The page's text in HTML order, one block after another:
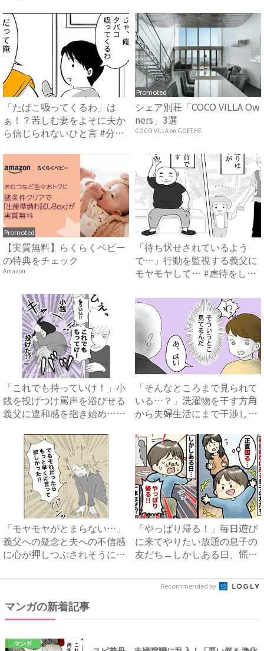
「たばこ吸ってくるわ」は
ぁ！？苦しむ妻をよそに夫か
ら信じられないひと言 #分娩
Promoted
シェア別荘「COCO VILLA Ow
ners」3選
COCO VILLA on GOETHE
Promoted
【実質無料】らくらくベビー
の特典をチェック
Amazon
「待ち伏せされているよう
で…」行動を監視する義父に
モヤモヤして… #虐待をして
「これでも持っていけ！」小
銭を投げつけ罵声を浴びせる
義父に違和感を抱き始め…
「そんなところまで見られて
いる…？」洗濯物を干す方角
から夫婦生活にまで干渉して
「モヤモヤがとまらない…」
義父への疑念と夫への不信感
に心が押しつぶされそうに…
「やっぱり帰る！」毎日遊び
に来てやりたい放題の息子の
友だち→しかしある日、慌て
Recommended by
マンガの新着記事
マンガ